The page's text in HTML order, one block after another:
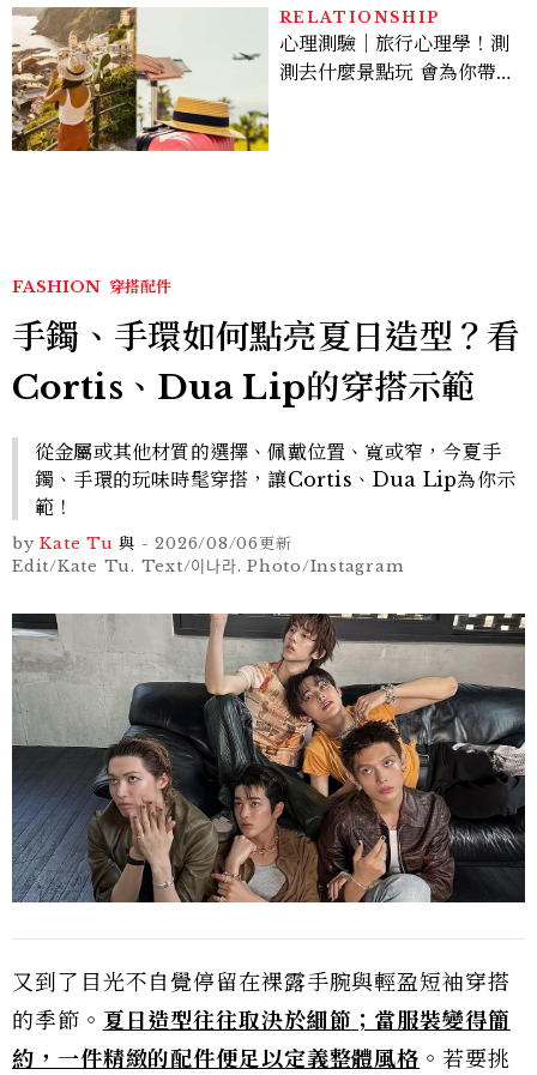
RELATIONSHIP
心理測驗｜旅行心理學！測
測去什麼景點玩 會為你帶來
FASHION 穿搭配件
手鐲、手環如何點亮夏日造型？看
Cortis、Dua Lip的穿搭示範
從金屬或其他材質的選擇、佩戴位置、寬或窄，今夏手
鐲、手環的玩味時髦穿搭，讓Cortis、Dua Lip為你示
範！
by Kate Tu 與 -2026/08/06更新
Edit/Kate Tu. Text/이나라. Photo/Instagram
又到了目光不自覺停留在裸露手腕與輕盈短袖穿搭
的季節。 夏日造型往往取決於細節；當服裝變得簡
約，一件精緻的配件便足以定義整體風格 。若要挑